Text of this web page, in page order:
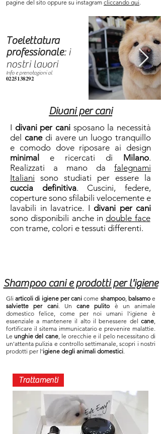
pagine del sito oppure su instagram cliccando qui.
Toelettatura
professionale: i
nostri lavori
Info e prenotazioni al
𝟎𝟐𝟐𝟓𝟏𝟑𝟖𝟐𝟗𝟐
Divani per cani
I divani per cani sposano la necessità
del canedi avere un luogo tranquillo
e comodo dove riposare ai design
minimal
e ricercati di Milano.
Realizzati a mano da falegnami
Italiani sono studiati per essere la
cuccia definitiva. Cuscini, federe,
coperture sono sfilabili velocemente e
lavabili in lavatrice. I divani per cani
sono disponibili anche in double face
con trame, colori e tessuti differenti.
Shampoo cani e prodotti per l'igiene
Gliarticoli di igiene per cani come shampoo, balsamoe
salviette per cani. Un cane pulito è un animale
domestico felice, come per noi umani l'igiene è
essenziale a mantenere il alto il benessere del cane,
fortificare il sitema immunicatario e prevenire malattie.
Leunghie del cane, le orecchie e il pelo necessitano di
un'attenta pulizia e controllo settimanale, scopri i nostri
prodotti per l'igiene degli animali domestici.
Trattamenti